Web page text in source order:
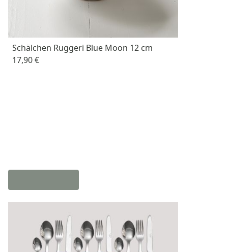
Schälchen Ruggeri Blue Moon 12 cm
17,90 €